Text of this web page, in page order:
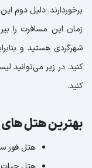
برخوردارند. دلیل دوم
زمان این مسافرت را
شهرگردی هستید و
کنید. در زیر می‌توانید
کنید.
بهترین هتل های
هتل فور